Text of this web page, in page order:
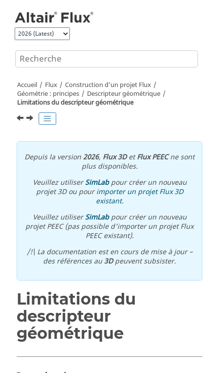
Accueil Flux
Construction d'un projet Flux
Géométrie : principes
Descripteur géométrique
Limitations du descripteur géométrique
Depuis la version2026, Flux 3DetFlux PEECne sont
plus disponibles.
Veuillez utiliserSimLabpour créer un nouveau
projet 3D ou pourimporter un projet Flux 3D
existant.
Veuillez utiliserSimLabpour créer un nouveau
projet PEEC (pas possible d'importer un projet Flux
PEEC existant).
/!\ La documentation est en cours de mise à jour –
des références au3Dpeuvent subsister.
Limitations du
descripteur
géométrique